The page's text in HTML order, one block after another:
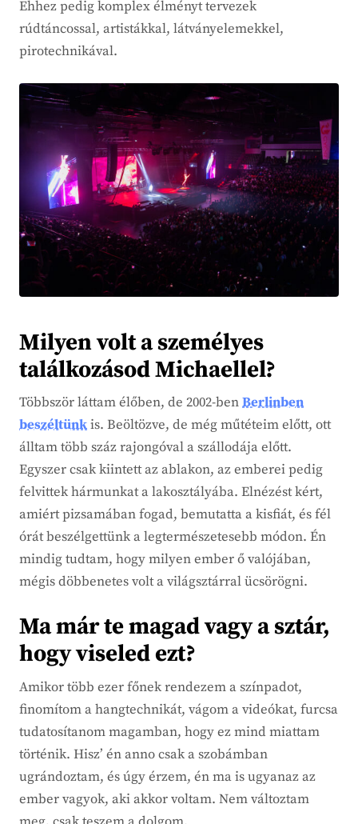
Ehhez pedig komplex élményt tervezek
rúdtáncossal, artistákkal, látványelemekkel,
pirotechnikával.
Milyen volt a személyes
találkozásod Michaellel?
Többször láttam élőben, de 2002-benBerlinben
beszéltünkis. Beöltözve, de még műtéteim előtt, ott
álltam több száz rajongóval a szállodája előtt.
Egyszer csak kiintett az ablakon, az emberei pedig
felvittek hármunkat a lakosztályába. Elnézést kért,
amiért pizsamában fogad, bemutatta a kisfiát, és fél
órát beszélgettünk a legtermészetesebb módon. Én
mindig tudtam, hogy milyen ember ő valójában,
mégis döbbenetes volt a világsztárral ücsörögni.
Ma már te magad vagy a sztár,
hogy viseled ezt?
Amikor több ezer főnek rendezem a színpadot,
finomítom a hangtechnikát, vágom a videókat, furcsa
tudatosítanom magamban, hogy ez mind miattam
történik. Hisz’ én anno csak a szobámban
ugrándoztam, és úgy érzem, én ma is ugyanaz az
ember vagyok, aki akkor voltam. Nem változtam